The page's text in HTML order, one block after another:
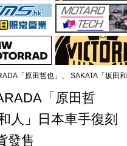
「原田哲也」、 SAKATA「坂田
「原田哲
人」日本車手復刻
發售